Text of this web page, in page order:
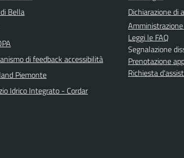
Bella
di feedback accessibilità
Piemonte
Idrico Integrato - Cordar
Dichiarazione di
Leggi le FAQ
Segnalazione
Prenotazione
Richiesta